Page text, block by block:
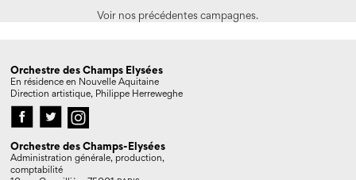
Voir nos précédentes campagnes.
Orchestre des Champs Elysées
En résidence en Nouvelle Aquitaine
Direction artistique, Philippe Herreweghe
Orchestre des Champs-Elysées
Administration générale, production,
comptabilité